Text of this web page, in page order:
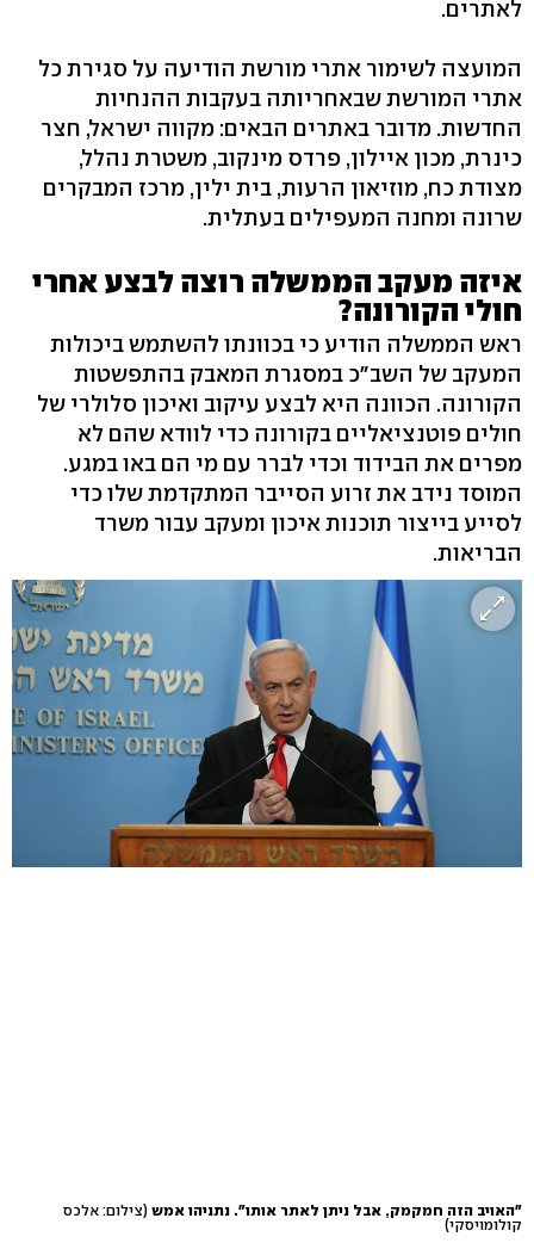
לאתרים.
המועצה לשימור אתרי מורשת הודיעה על סגירת כל
אתרי המורשת שבאחריותה בעקבות ההנחיות
החדשות. מדובר באתרים הבאים: מקווה ישראל, חצר
כינרת, מכון איילון, פרדס מינקוב, משטרת נהלל,
מצודת כח, מוזיאון הרעות, בית ילין, מרכז המבקרים
שרונה ומחנה המעפילים בעתלית.
איזה מעקב הממשלה רוצה לבצע אחרי
חולי הקורונה?
ראש הממשלה הודיע כי בכוונתו להשתמש ביכולות
המעקב של השב"כ במסגרת המאבק בהתפשטות
הקורונה. הכוונה היא לבצע עיקוב ואיכון סלולרי של
חולים פוטנציאליים בקורונה כדי לוודא שהם לא
מפרים את הבידוד וכדי לברר עם מי הם באו במגע.
המוסד נידב את זרוע הסייבר המתקדמת שלו כדי
לסייע בייצור תוכנות איכון ומעקב עבור משרד
הבריאות.
"האויב הזה חמקמק, אבל ניתן לאתר אותו". נתניהו אמש (צילום: אלכס
קולומויסקי)